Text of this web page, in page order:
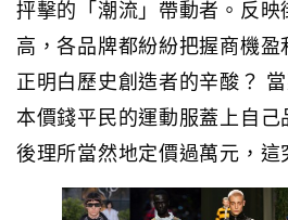
抨擊的「潮流」帶動者。反映
高，各品牌都紛紛把握商機
正明白歷史創造者的辛酸？
本價錢平民的運動服蓋上自
後理所當然地定價過萬元，這